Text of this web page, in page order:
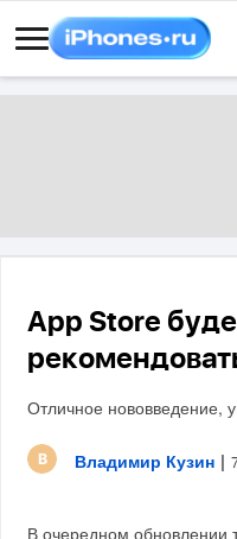
App Store
Отличное нововведение,
Владимир Кузин |
В очередном обновлении